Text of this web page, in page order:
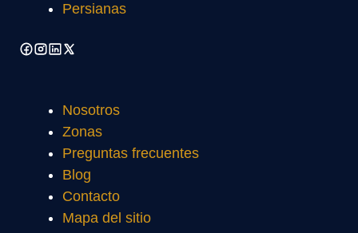
Persianas
Nosotros
Zonas
Preguntas frecuentes
Blog
Contacto
Mapa del sitio